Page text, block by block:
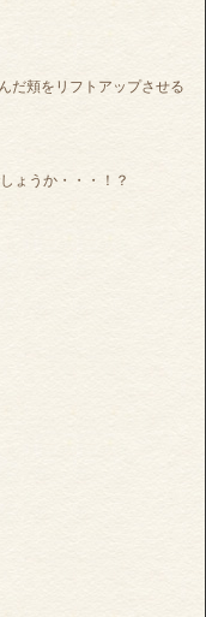
だ頬をリフトアップさせる
ょうか・・・！？